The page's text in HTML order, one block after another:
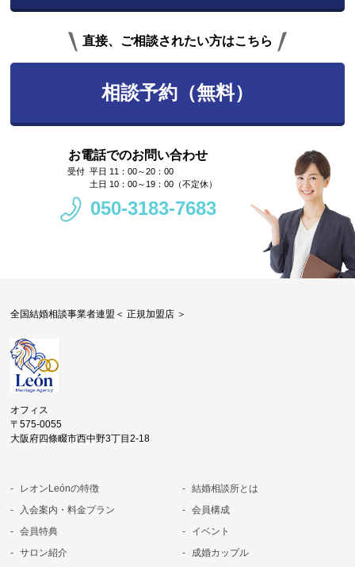
直接、ご相談されたい方はこちら
相談予約（無料）
お電話でのお問い合わせ
平日 11：00～20：00
土日 10：00～19：00（不定休）
050-3183-7683
全国結婚相談事業者連盟＜ 正規加盟店 ＞
オフィス
〒575-0055
大阪府四條畷市西中野3丁目2-18
レオンLeónの特徴
入会案内・料金プラン
会員特典
サロン紹介
結婚相談所とは
会員構成
イベント
成婚カップル